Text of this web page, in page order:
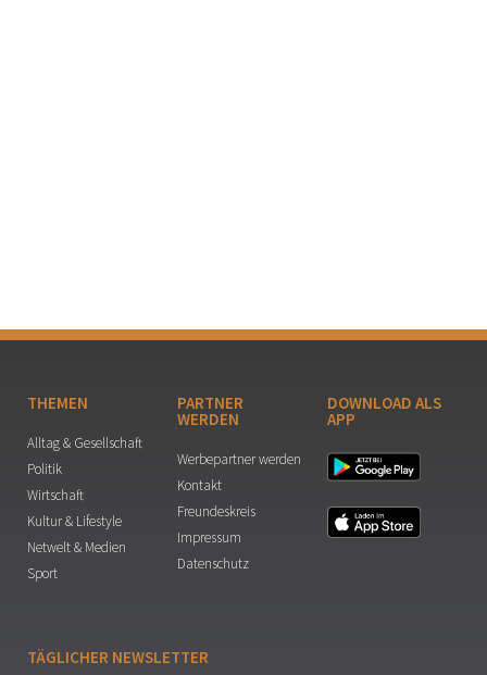
THEMEN
Alltag & Gesellschaft
Politik
Wirtschaft
Kultur & Lifestyle
Netwelt & Medien
Sport
PARTNER
WERDEN
Werbepartner werden
Kontakt
Freundeskreis
Impressum
Datenschutz
DOWNLOAD ALS
APP
TÄGLICHER NEWSLETTER